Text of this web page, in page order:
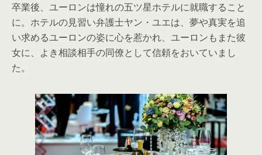
卒業後、ユーロンは憧れの五ツ星ホテルに就職すること
に。ホテルの見習い弁護士ヤン・ユエは、夢や真実を追
い求めるユーロンの姿に心を惹かれ、ユーロンもまた彼
女に、よき相談相手の同僚として信頼をおいていまし
た。